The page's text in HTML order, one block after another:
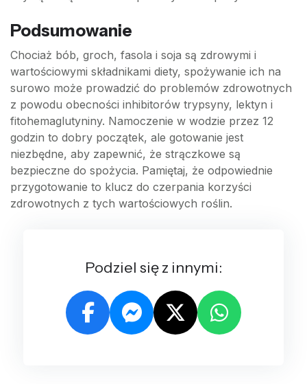
Podsumowanie
Chociaż bób, groch, fasola i soja są zdrowymi i
wartościowymi składnikami diety, spożywanie ich na
surowo może prowadzić do problemów zdrowotnych
z powodu obecności inhibitorów trypsyny, lektyn i
fitohemaglutyniny. Namoczenie w wodzie przez 12
godzin to dobry początek, ale gotowanie jest
niezbędne, aby zapewnić, że strączkowe są
bezpieczne do spożycia. Pamiętaj, że odpowiednie
przygotowanie to klucz do czerpania korzyści
zdrowotnych z tych wartościowych roślin.
Podziel się z innymi: